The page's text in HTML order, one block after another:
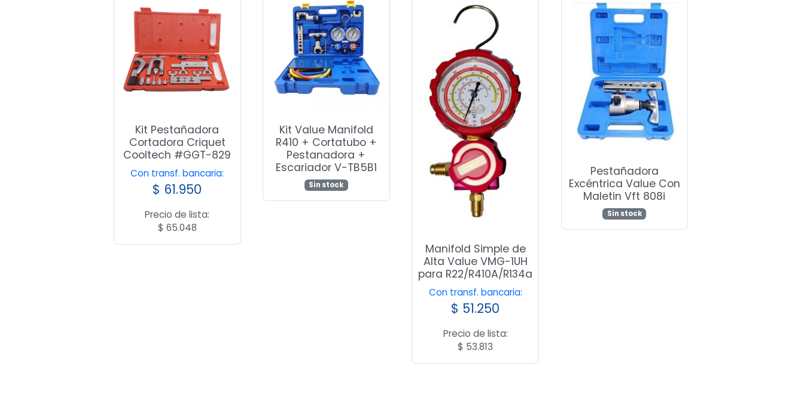
Kit Pestañadora
Cortadora Criquet
Cooltech #GGT-829
Con transf. bancaria:
$ 61.950
Precio de lista:
$ 65.048
Kit Value Manifold
R410 + Cortatubo +
Pestanadora +
Escariador V-TB5B1
Sin stock
Manifold Simple de
Alta Value VMG-1UH
para R22/R410A/R134a
Con transf. bancaria:
$ 51.250
Precio de lista:
$ 53.813
Pestañadora
Excéntrica Value Con
Maletin Vft 808i
Sin stock